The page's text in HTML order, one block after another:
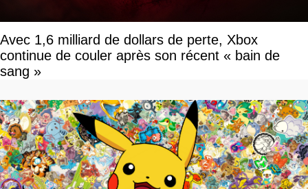
Avec 1,6 milliard de dollars de perte, Xbox
continue de couler après son récent « bain de
sang »